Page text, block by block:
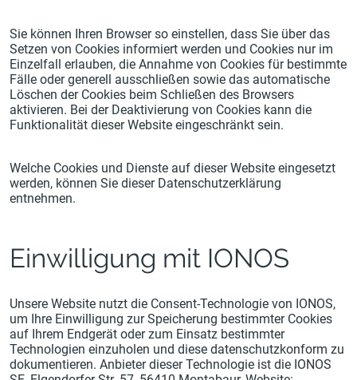
Sie können Ihren Browser so einstellen, dass Sie über das
Setzen von Cookies informiert werden und Cookies nur im
Einzelfall erlauben, die Annahme von Cookies für bestimmte
Fälle oder generell ausschließen sowie das automatische
Löschen der Cookies beim Schließen des Browsers
aktivieren. Bei der Deaktivierung von Cookies kann die
Funktionalität dieser Website eingeschränkt sein.
Welche Cookies und Dienste auf dieser Website eingesetzt
werden, können Sie dieser Datenschutzerklärung
entnehmen.
Einwilligung mit IONOS
Unsere Website nutzt die Consent-Technologie von IONOS,
um Ihre Einwilligung zur Speicherung bestimmter Cookies
auf Ihrem Endgerät oder zum Einsatz bestimmter
Technologien einzuholen und diese datenschutzkonform zu
dokumentieren. Anbieter dieser Technologie ist die IONOS